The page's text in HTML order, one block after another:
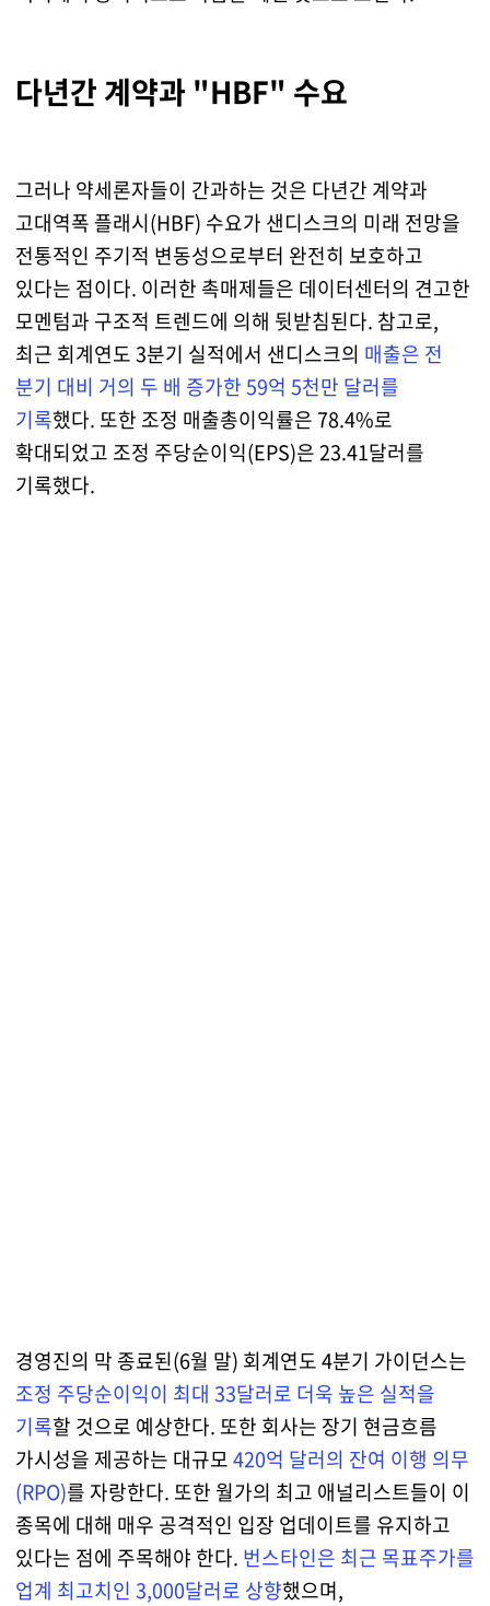
다년간 계약과 "HBF" 수요
그러나 약세론자들이 간과하는 것은 다년간 계약과
고대역폭 플래시(HBF) 수요가 샌디스크의 미래 전망을
전통적인 주기적 변동성으로부터 완전히 보호하고
있다는 점이다. 이러한 촉매제들은 데이터센터의 견고한
모멘텀과 구조적 트렌드에 의해 뒷받침된다. 참고로,
최근 회계연도 3분기 실적에서 샌디스크의 매출은 전
분기 대비 거의 두 배 증가한 59억 5천만 달러를
기록했다. 또한 조정 매출총이익률은 78.4%로
확대되었고 조정 주당순이익(EPS)은 23.41달러를
기록했다.
경영진의 막 종료된(6월 말) 회계연도 4분기 가이던스는
조정 주당순이익이 최대 33달러로 더욱 높은 실적을
기록할 것으로 예상한다. 또한 회사는 장기 현금흐름
가시성을 제공하는 대규모420억 달러의 잔여 이행 의무
(RPO)를 자랑한다. 또한 월가의 최고 애널리스트들이 이
종목에 대해 매우 공격적인 입장 업데이트를 유지하고
있다는 점에 주목해야 한다. 번스타인은 최근 목표주가를
업계 최고치인 3,000달러로 상향했으며,